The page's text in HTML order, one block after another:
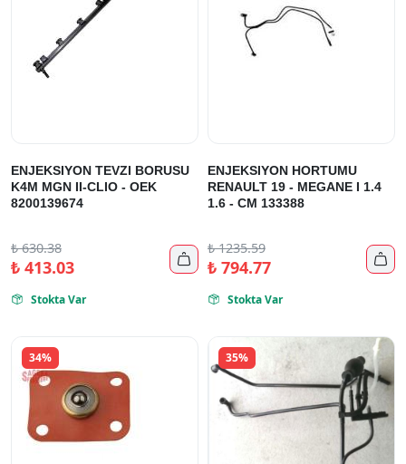
ENJEKSIYON TEVZI BORUSU
K4M MGN II-CLIO - OEK
8200139674
₺630.38
₺413.03 
 Stokta Var
ENJEKSIYON HORTUMU
RENAULT 19 - MEGANE I 1.4
1.6 - CM 133388
₺1235.59
₺794.77 
 Stokta Var
34% 35%